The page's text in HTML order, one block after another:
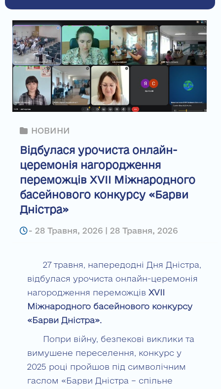
НОВИНИ
Відбулася урочиста онлайн-
церемонія нагородження
переможців XVII Міжнародного
басейнового конкурсу «Барви
Дністра»
- 28 Травня, 2026 | 28 Травня, 2026
27 травня, напередодні Дня Дністра,
відбулася урочиста онлайн-церемонія
нагородження переможців XVII
Міжнародного басейнового конкурсу
«Барви Дністра».
Попри війну, безпекові виклики та
вимушене переселення, конкурс у
2025 році пройшов під символічним
гаслом «Барви Дністра – спільне